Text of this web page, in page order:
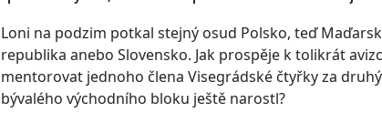
Loni na podzim potkal stejný osud Polsko, teď
republika anebo Slovensko. Jak prospěje k tolikrát
mentorovat jednoho člena Visegrádské čtyřky za
bývalého východního bloku ještě narostl?